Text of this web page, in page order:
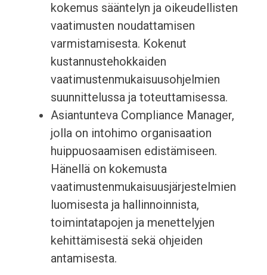
kokemus sääntelyn ja oikeudellisten
vaatimusten noudattamisen
varmistamisesta. Kokenut
kustannustehokkaiden
vaatimustenmukaisuusohjelmien
suunnittelussa ja toteuttamisessa.
Asiantunteva Compliance Manager,
jolla on intohimo organisaation
huippuosaamisen edistämiseen.
Hänellä on kokemusta
vaatimustenmukaisuusjärjestelmien
luomisesta ja hallinnoinnista,
toimintatapojen ja menettelyjen
kehittämisestä sekä ohjeiden
antamisesta.